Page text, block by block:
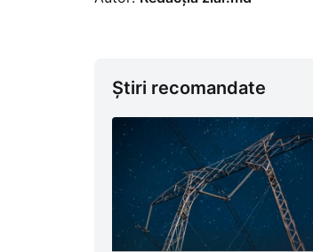
Știri recomandate